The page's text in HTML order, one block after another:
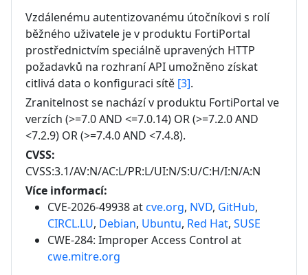
Vzdálenému autentizovanému útočníkovi s rolí
běžného uživatele je v produktu FortiPortal
prostřednictvím speciálně upravených HTTP
požadavků na rozhraní API umožněno získat
citlivá data o konfiguraci sítě [3].
Zranitelnost se nachází v produktu FortiPortal ve
verzích (>=7.0 AND <=7.0.14) OR (>=7.2.0 AND
<7.2.9) OR (>=7.4.0 AND <7.4.8).
CVSS:
CVSS:3.1/AV:N/AC:L/PR:L/UI:N/S:U/C:H/I:N/A:N
Více informací:
CVE-2026-49938 atcve.org, NVD, GitHub,
CIRCL.LU, Debian, Ubuntu, Red Hat, SUSE
CWE-284: Improper Access Control at
cwe.mitre.org